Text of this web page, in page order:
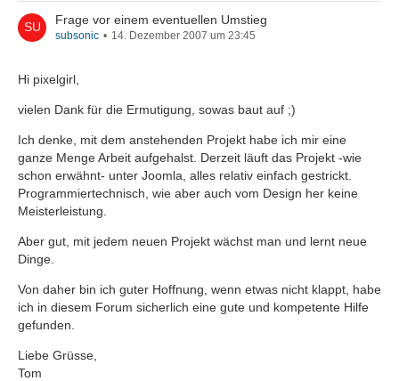
Frage vor einem eventuellen Umstieg
subsonic 14. Dezember 2007 um 23:45
Hi pixelgirl,
vielen Dank für die Ermutigung, sowas baut auf ;)
Ich denke, mit dem anstehenden Projekt habe ich mir eine
ganze Menge Arbeit aufgehalst. Derzeit läuft das Projekt -wie
schon erwähnt- unter Joomla, alles relativ einfach gestrickt.
Programmiertechnisch, wie aber auch vom Design her keine
Meisterleistung.
Aber gut, mit jedem neuen Projekt wächst man und lernt neue
Dinge.
Von daher bin ich guter Hoffnung, wenn etwas nicht klappt, habe
ich in diesem Forum sicherlich eine gute und kompetente Hilfe
gefunden.
Liebe Grüsse,
Tom